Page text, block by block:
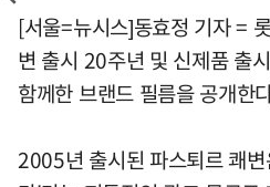
[서울=뉴시스]동효정 기자 =
변 출시 20주년 및 신제품 출
함께한 브랜드 필름을 공개한
2005년 출시된 파스퇴르 쾌